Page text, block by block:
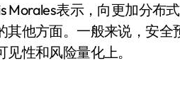
Morales表示，向更加分布
他方面。一般来说，安全
性和风险量化上。